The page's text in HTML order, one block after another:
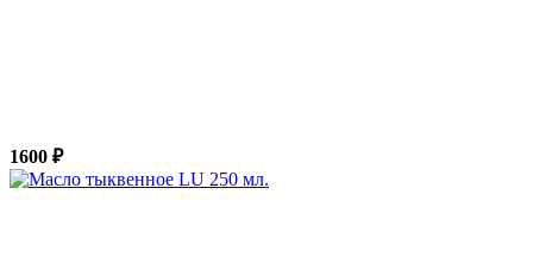
1600 ₽